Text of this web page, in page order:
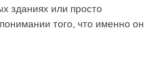
зданиях или просто
того, что именно он